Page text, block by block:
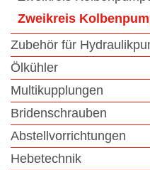
Zweikreis
Zubehör für
Ölkühler
Multikupplungen
Bridenschrauben
Abstellvorrichtungen
Hebetechnik